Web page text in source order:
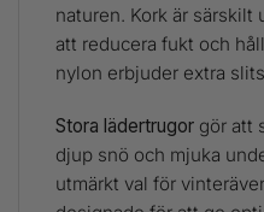
naturen. Kork är särskilt
att reducera fukt och
nylon erbjuder extra
Stora lädertrugor gör att
djup snö och mjuka
utmärkt val för